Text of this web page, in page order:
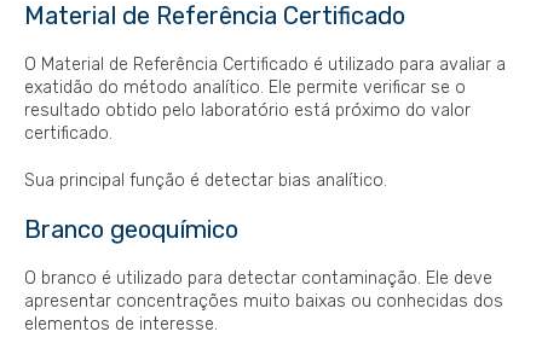
Material de Referência Certificado
O Material de Referência Certificado é utilizado para avaliar a
exatidão do método analítico. Ele permite verificar se o
resultado obtido pelo laboratório está próximo do valor
certificado.
Sua principal função é detectar bias analítico.
Branco geoquímico
O branco é utilizado para detectar contaminação. Ele deve
apresentar concentrações muito baixas ou conhecidas dos
elementos de interesse.